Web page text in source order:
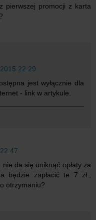
pierwszej promocji z karta
22:29
jest wyłącznie dla
- link w artykule.
da się uniknąć opłaty za
będzie zapłacić te 7 zł.,
otrzymaniu?